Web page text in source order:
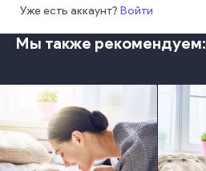
Уже есть аккаунт? Войти
Мы также рекомендуем: